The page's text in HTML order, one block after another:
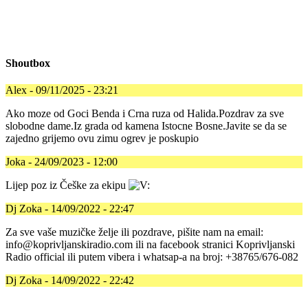
Shoutbox
Alex - 09/11/2025 - 23:21
Ako moze od Goci Benda i Crna ruza od Halida.Pozdrav za sve
slobodne dame.Iz grada od kamena Istocne Bosne.Javite se da se
zajedno grijemo ovu zimu ogrev je poskupio
Joka - 24/09/2023 - 12:00
Lijep poz iz Češke za ekipu
Dj Zoka - 14/09/2022 - 22:47
Za sve vaše muzičke želje ili pozdrave, pišite nam na email:
info@koprivljanskiradio.com ili na facebook stranici Koprivljanski
Radio official ili putem vibera i whatsap-a na broj: +38765/676-082
Dj Zoka - 14/09/2022 - 22:42